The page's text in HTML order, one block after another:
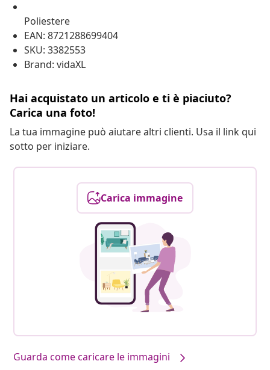
Poliestere
EAN: 8721288699404
SKU: 3382553
Brand: vidaXL
Hai acquistato un articolo e ti è piaciuto?
Carica una foto!
La tua immagine può aiutare altri clienti. Usa il link qui
sotto per iniziare.
Carica immagine
Guarda come caricare le immagini